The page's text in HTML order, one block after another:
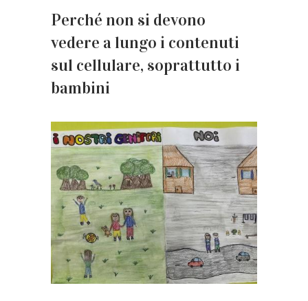
Perché non si devono
vedere a lungo i contenuti
sul cellulare, soprattutto i
bambini